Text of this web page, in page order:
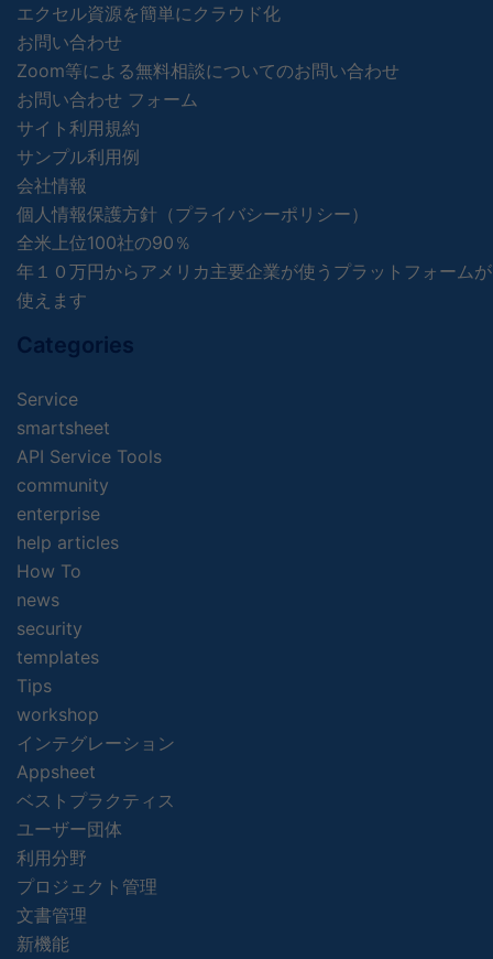
エクセル資源を簡単にクラウド化
お問い合わせ
Zoom等による無料相談についてのお問い合わせ
お問い合わせ フォーム
サイト利用規約
サンプル利用例
会社情報
個人情報保護方針（プライバシーポリシー）
全米上位100社の90％
年１０万円からアメリカ主要企業が使うプラットフォームが
使えます
Categories
Service
smartsheet
API Service Tools
community
enterprise
help articles
How To
news
security
templates
Tips
workshop
インテグレーション
Appsheet
ベストプラクティス
ユーザー団体
利用分野
プロジェクト管理
文書管理
新機能